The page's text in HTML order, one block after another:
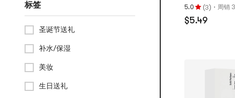
范
标签
圣诞节送礼
补水/保湿
美妆
生日送礼
5.0
评
分
(3) · 周销
$5.49